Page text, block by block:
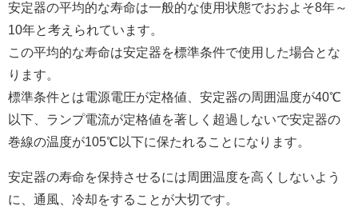
安定器の平均的な寿命は一般的な使用状態でおおよそ8年～
10年と考えられています。
この平均的な寿命は安定器を標準条件で使用した場合とな
ります。
標準条件とは電源電圧が定格値、安定器の周囲温度が40℃
以下、ランプ電流が定格値を著しく超過しないで安定器の
巻線の温度が105℃以下に保たれることになります。
安定器の寿命を保持させるには周囲温度を高くしないよう
に、通風、冷却をすることが大切です。